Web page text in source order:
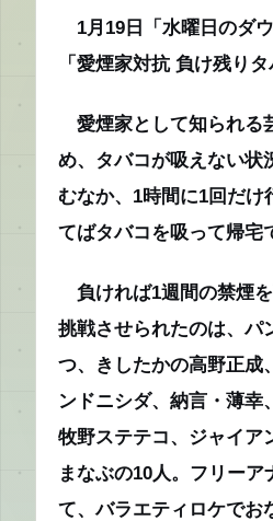
1月19日「水曜日のダ
「愛煙家対抗 負け残り
愛煙家として知られる
め、タバコが吸えない状
むなか、1時間に1回だ
てばタバコを吸って帰宅
負ければ1週間の禁煙
挑戦させられたのは、パ
つ、きしたかの高野正成
ンドニシダ、納言・薄幸
牧野ステテコ、ジャイア
まなぶの10人。フリー
て、バラエティロケでお